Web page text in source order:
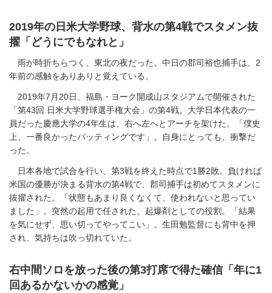
2019年の日米大学野球、背水の第4戦でスタメン抜
擢「どうにでもなれと」
雨が時折ちらつく、東北の夜だった。中日の郡司裕也捕手は、2
年前の感触をありありと覚えている。
2019年7月20日、福島・ヨーク開成山スタジアムで開催された
「第43回 日米大学野球選手権大会」の第4戦。大学日本代表の一
員だった慶應大学の4年生は、右へ左へとアーチを架けた。「僕史
上、一番良かったバッティングです」。自身にとっても、衝撃だ
った。
日本各地で試合を行い、第3戦を終えた時点で1勝2敗。負ければ
米国の優勝が決まる背水の第4戦で、郡司捕手は初めてスタメンに
抜擢された。「状態もあまり良くなくて、使われないと思ってい
ました」。突然の起用で任された、起爆剤としての役割。「結果
を気にせず、思い切ってやってこい」。生田勉監督にも背中を押
され、気持ちは吹っ切れていた。
右中間ソロを放った後の第3打席で得た確信「年に1
回あるかないかの感覚」